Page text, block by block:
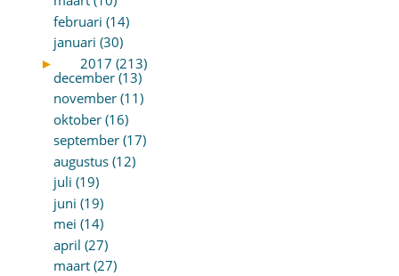
februari (14)
januari (30)
►
2017 (213)
december (13)
november (11)
oktober (16)
september (17)
augustus (12)
juli (19)
juni (19)
mei (14)
april (27)
maart (27)